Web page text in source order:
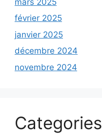
février 2025
janvier 2025
décembre 2024
novembre 2024
Categories